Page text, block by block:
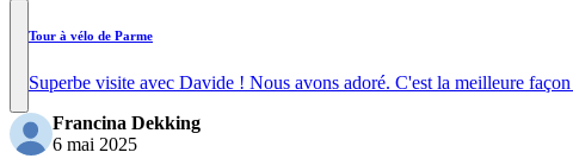
Tour à vélo de Parme
Superbe visite avec Davide ! Nous avons adoré. C'est la meilleure
Francina Dekking
6 mai 2025